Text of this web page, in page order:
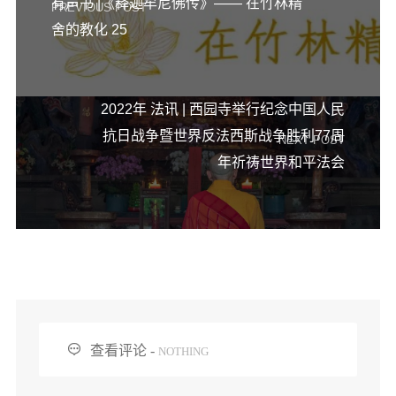
PREVIOUS POST
有声书 |《释迦牟尼佛传》—— 在竹林精
舍的教化 25
NEXT POST
2022年 法讯 | 西园寺举行纪念中国人民
抗日战争暨世界反法西斯战争胜利77周
年祈祷世界和平法会
 查看评论 - NOTHING